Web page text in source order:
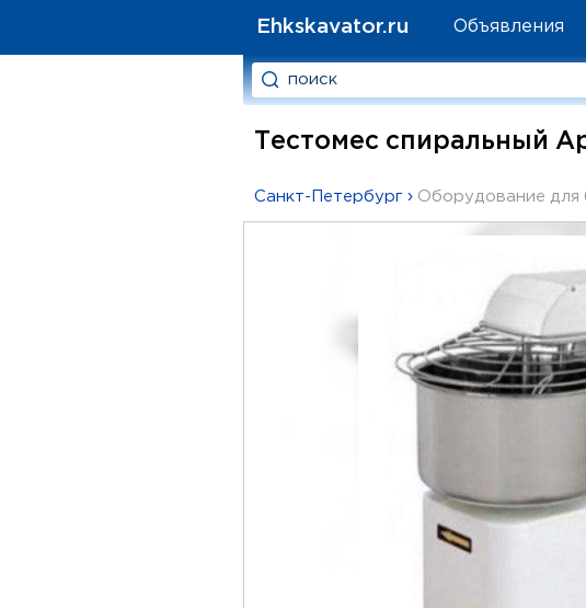
Ehkskavator.ru Объявления
Тестомес спиральный
Санкт-Петербург › Оборудование для